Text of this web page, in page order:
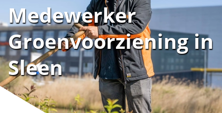
Medewerker
Groenvoorziening in
Sleen